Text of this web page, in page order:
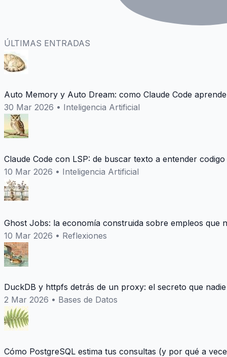
ÚLTIMAS ENTRADAS
Auto Memory y Auto Dream: como Claude Code
30 Mar 2026 • Inteligencia Artificial
Claude Code con LSP: de buscar texto a entender codigo
10 Mar 2026 • Inteligencia Artificial
Ghost Jobs: la economía construida sobre empleos que
10 Mar 2026 • Reflexiones
DuckDB y httpfs detrás de un proxy: el secreto que
2 Mar 2026 • Bases de Datos
Cómo PostgreSQL estima tus consultas (y por qué a